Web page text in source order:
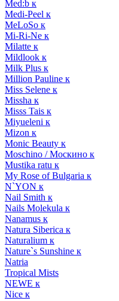
Med:b к
Medi-Peel к
MeLoSo к
Mi-Ri-Ne к
Milatte к
Mildlook к
Milk Plus к
Million Pauline к
Miss Selene к
Missha к
Misss Tais к
Miyueleni к
Mizon к
Monic Beauty к
Moschino / Москино к
Mustika ratu к
My Rose of Bulgaria к
N`YON к
Nail Smith к
Nails Molekula к
Nanamus к
Natura Siberica к
Naturalium к
Nature`s Sunshine к
Natria
Tropical Mists
NEWE к
Nice к